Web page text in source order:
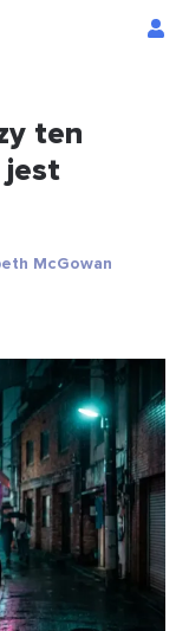
ten
jest
McGowan